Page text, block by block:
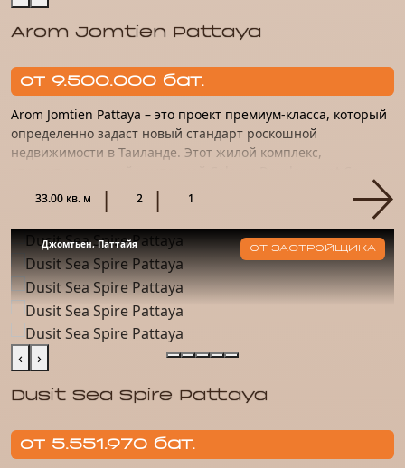
Arom Jomtien Pattaya
от 9.500.000 бат.
Arom Jomtien Pattaya – это проект премиум-класса, который
определенно задаст новый стандарт роскошной
недвижимости в Таиланде. Этот жилой комплекс,
Ltd., является прод...
33.00 кв. м 2 1
Джомтьен, Паттайя ОТ ЗАСТРОЙЩИКА
‹ ›
Dusit Sea Spire Pattaya
от 5.551.970 бат.